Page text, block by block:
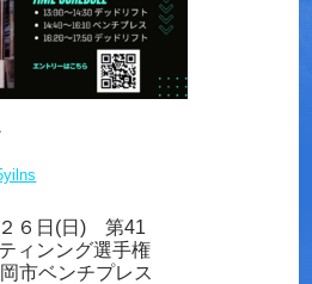
６日(日) 第41
ィンング選手権
ベンチプレス